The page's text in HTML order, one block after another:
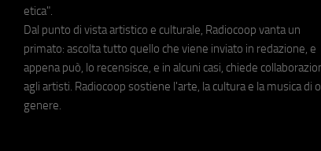
etica".
Dal punto di vista artistico e culturale, Radiocoop vanta un
primato: ascolta tutto quello che viene inviato in redazione, e
appena può, lo recensisce, e in alcuni casi, chiede
agli artisti. Radiocoop sostiene l'arte, la cultura e la musica di
genere.